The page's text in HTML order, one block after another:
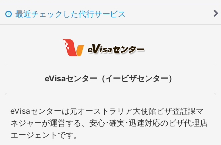
最近チェックした代行サービス
eVisaセンター（イービザセンター）
eVisaセンターは元オーストラリア大使館ビザ査証課マ
ネジャーが運営する、安心･確実･迅速対応のビザ代理店
エージェントです。